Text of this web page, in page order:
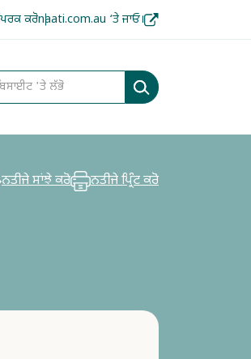
ਕਰੋnaati.com.au ‘ਤੇ ਜਾਓ।
ਨਤੀਜੇ ਸਾਂਝੇ ਕਰੋ ਨਤੀਜੇ ਪ੍ਰਿੰਟ ਕਰੋ